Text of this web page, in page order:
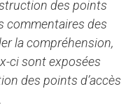
commentaires des
la compréhension,
ci sont exposées
des points d’accès